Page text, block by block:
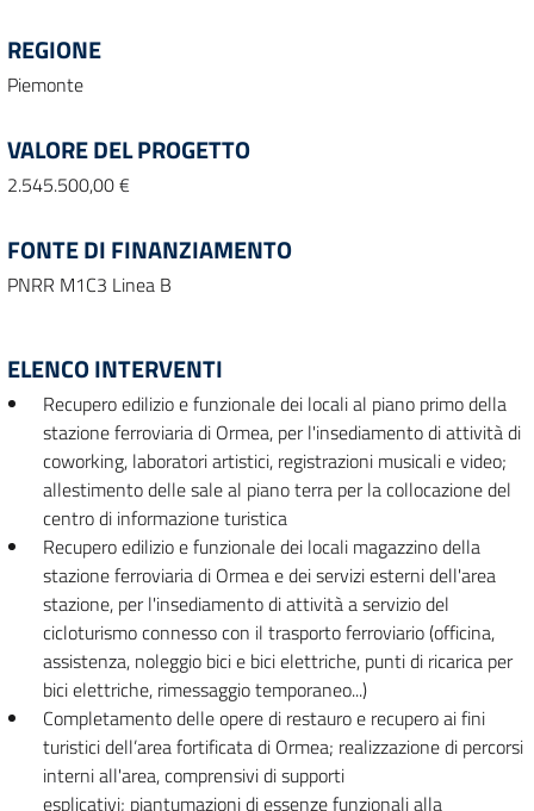
REGIONE
Piemonte
VALORE DEL PROGETTO
2.545.500,00 €
FONTE DI FINANZIAMENTO
PNRR M1C3 Linea B
ELENCO INTERVENTI
Recupero edilizio e funzionale dei locali al piano primo della
stazione ferroviaria di Ormea, per l'insediamento di attività di
coworking, laboratori artistici, registrazioni musicali e video;
allestimento delle sale al piano terra per la collocazione del
centro di informazione turistica
Recupero edilizio e funzionale dei locali magazzino della
stazione ferroviaria di Ormea e dei servizi esterni dell'area
stazione, per l'insediamento di attività a servizio del
cicloturismo connesso con il trasporto ferroviario (officina,
assistenza, noleggio bici e bici elettriche, punti di ricarica per
bici elettriche, rimessaggio temporaneo...)
Completamento delle opere di restauro e recupero ai fini
turistici dell’area fortificata di Ormea; realizzazione di percorsi
interni all'area, comprensivi di supporti
esplicativi; piantumazioni di essenze funzionali alla